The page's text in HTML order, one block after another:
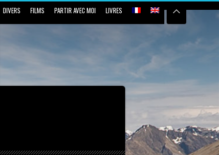
DIVERS FILMS PARTIR AVEC MOI LIVRES